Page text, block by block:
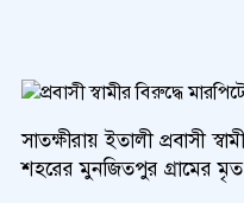
সাতক্ষীরায় ইতালী প্রবাসী
শহরের মুনজিতপুর গ্রামের